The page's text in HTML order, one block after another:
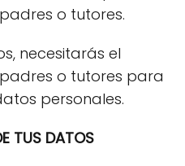
o tutores.
necesitarás el
o tutores para
personales.
TUS DATOS